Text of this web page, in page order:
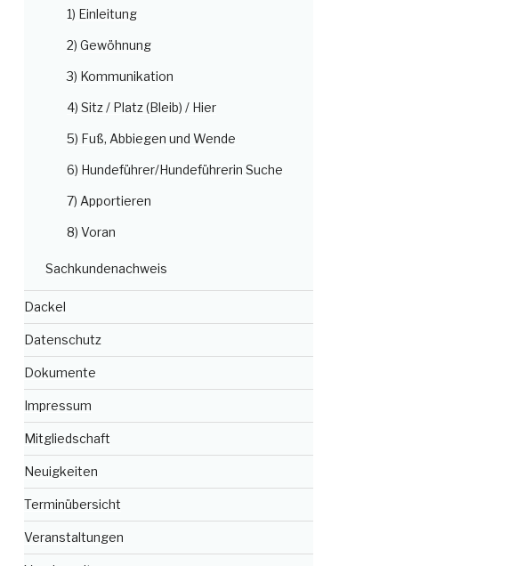
1) Einleitung
2) Gewöhnung
3) Kommunikation
4) Sitz / Platz (Bleib) / Hier
5) Fuß, Abbiegen und Wende
6) Hundeführer/Hundeführerin Suche
7) Apportieren
8) Voran
Sachkundenachweis
Dackel
Datenschutz
Dokumente
Impressum
Mitgliedschaft
Neuigkeiten
Terminübersicht
Veranstaltungen